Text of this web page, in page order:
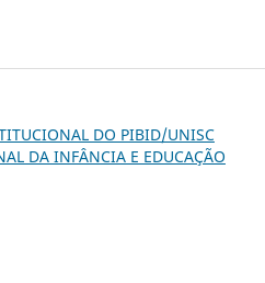
DO PIBID/UNISC
DA INFÂNCIA E EDUCAÇÃO